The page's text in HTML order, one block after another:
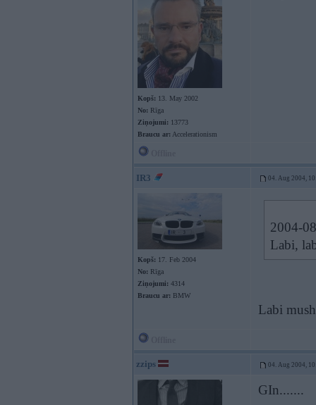
Kopš: 13. May 2002
No: Rīga
Ziņojumi: 13773
Braucu ar: Accelerationism
IR3 04. Aug 2004,
Kopš: 17. Feb 2004
No: Rīga
Ziņojumi: 4314
Braucu ar: BMW
2004-
Labi,
Labi
zzips 04. Aug 2004,
GIn.......